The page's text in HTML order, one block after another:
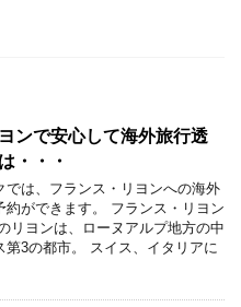
ンで安心して海外旅行透
・・・
では、フランス・リヨンへの海外
約ができます。 フランス・リヨン
リヨンは、ローヌアルプ地方の中
第3の都市。 スイス、イタリアに